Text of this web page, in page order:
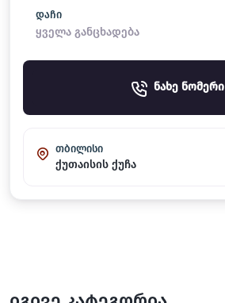
დაჩი
ყველა განცხადება
ნახე ნომერი
თბილისი
ქუთაისის ქუჩა